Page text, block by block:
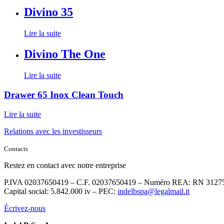
Divino 35
Lire la suite
Divino The One
Lire la suite
Drawer 65 Inox Clean Touch
Lire la suite
Relations avec les investisseurs
Contacts
Restez en contact avec notre entreprise
P.IVA 02037650419 – C.F. 02037650419 – Numéro REA: RN
Capital social: 5.842.000 iv – PEC: indelbspa@legalmail.it
Écrivez-nous